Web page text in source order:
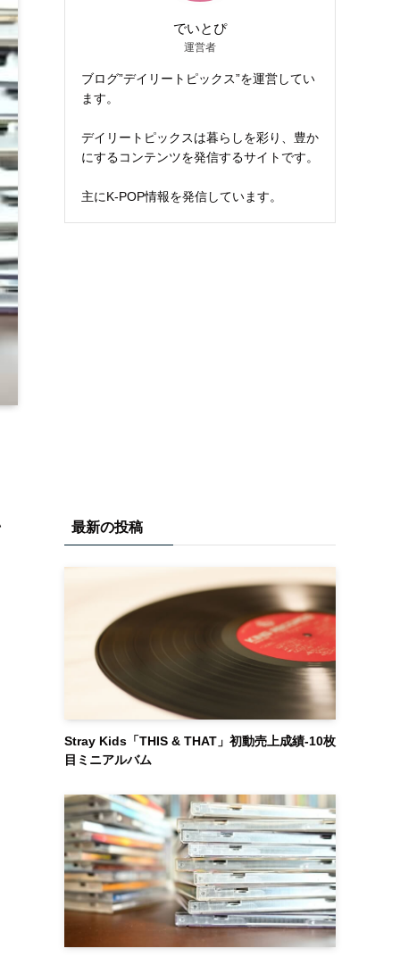
でいとぴ
運営者
ブログ”デイリートピックス”を運営してい
ます。
デイリートピックスは暮らしを彩り、豊か
にするコンテンツを発信するサイトです。
主にK-POP情報を発信しています。
最新の投稿
Stray Kids「THIS & THAT」初動売上成績-10枚
目ミニアルバム